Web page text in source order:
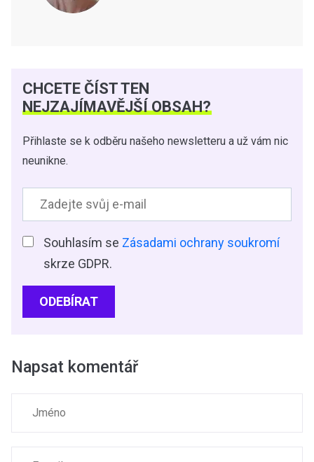
CHCETE ČÍST TEN
NEJZAJÍMAVĚJŠÍ OBSAH?
Přihlaste se k odběru našeho newsletteru a už vám nic
neunikne.
Souhlasím se Zásadami ochrany soukromí
skrze GDPR.
ODEBÍRAT
Napsat komentář